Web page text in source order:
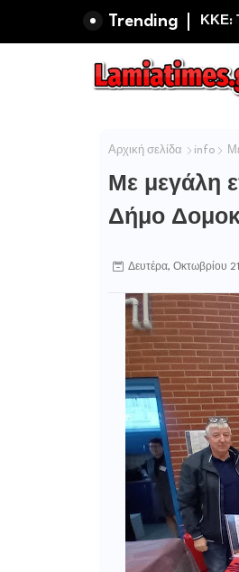
Trending ΚΚΕ:
Αρχική σελίδα info
Με μεγάλη
Δήμο
Δευτέρα, Οκτωβρίου